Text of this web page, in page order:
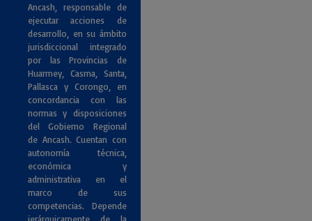
Ancash, responsable de
ejecutar acciones de
desarrollo, en su ámbito
jurisdiccional integrado
por las Provincias de
Huarmey, Casma, Santa,
Pallasca y Corongo, en
concordancia con las
normas y disposiciones
del Gobierno Regional
de Ancash. Cuentan con
autonomía técnica,
económica y
administrativa en el
marco de sus
competencias. Depende